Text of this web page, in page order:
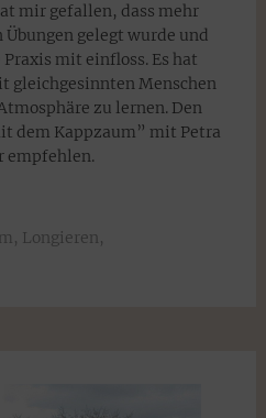
mir gefallen, dass mehr
gelegt wurde und
mit einfloss. Es hat
gleichgesinnten Menschen
zu lernen. Den
dem Kappzaum” mit Petra
empfehlen.
, Longieren,